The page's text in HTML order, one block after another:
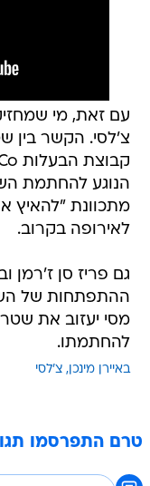
עם זאת, מי
צ'לסי. הקשר בין
הנוגע להחתמת
מתכוונת "להאיץ
לאירופה בקרוב.
גם פריז סן ז'רמן
ההתפתחות של
מסי יעזוב את
להחתמתו.
באיירן מינכן צ'לסי
טרם התפרסמו